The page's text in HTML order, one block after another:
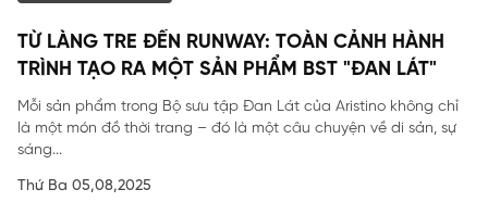
TỪ LÀNG TRE ĐẾN RUNWAY: TOÀN CẢNH HÀNH
TRÌNH TẠO RA MỘT SẢN PHẨM BST "ĐAN LÁT"
Mỗi sản phẩm trong Bộ sưu tập Đan Lát của Aristino không chỉ
là một món đồ thời trang – đó là một câu chuyện về di sản, sự
sáng...
Thứ Ba 05,08,2025